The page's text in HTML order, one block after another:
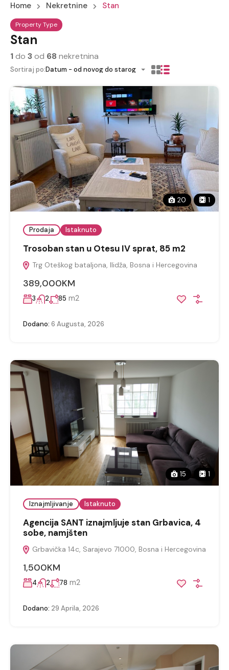
Home Nekretnine Stan
Property Type
Stan
1do 3od 68 nekretnina
Sortiraj po:Datum - od novog do starog
20 1
Prodaja Istaknuto
Trosoban stan u Otesu IV sprat, 85 m2
Trg Oteškog bataljona, Ilidža, Bosna i Hercegovina
389,000KM
3 2 85 m2
Dodano: 6 Augusta, 2026
15 1
Iznajmljivanje Istaknuto
Agencija SANT iznajmljuje stan Grbavica, 4
sobe, namjšten
Grbavička 14c, Sarajevo 71000, Bosna i Hercegovina
1,500KM
4 2 78 m2
Dodano: 29 Aprila, 2026